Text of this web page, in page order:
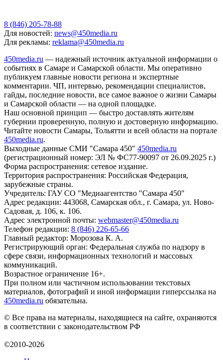
8 (846) 205-78-88
Для новостей: news@450media.ru
Для рекламы: reklama@450media.ru
450media.ru — надежный источник актуальной информации о
событиях в Самаре и Самарской области. Мы оперативно
публикуем главные новости региона и экспертные
комментарии. ЧП, интервью, рекомендации специалистов,
гайды, последние новости, все самое важное о жизни Самары
и Самарской области — на одной площадке.
Наш основной принцип — быстро доставлять жителям
губернии проверенную, полную и достоверную информацию.
Читайте новости Самары, Тольятти и всей области на портале
450media.ru.
Выходные данные СМИ "Самара 450" 450media.ru
(регистрационный номер: ЭЛ № ФС77-90097 от 26.09.2025 г.)
Форма распространения: сетевое издание.
Территория распространения: Российская Федерация,
зарубежные страны.
Учредитель: ГАУ СО "Медиаагентство "Самара 450"
Адрес редакции: 443068, Самарская обл., г. Самара, ул. Ново-
Садовая, д. 106, к. 106.
Адрес электронной почты: webmaster@450media.ru
Телефон редакции: 8 (846) 226-65-66
Главный редактор: Морозова К. А.
Регистрирующий орган: Федеральная служба по надзору в
сфере связи, информационных технологий и массовых
коммуникаций.
Возрастное ограничение 16+.
При полном или частичном использовании текстовых
материалов, фотографий и иной информации гиперссылка на
450media.ru обязательна.
© Все права на материалы, находящиеся на сайте, охраняются
в соответствии с законодательством РФ
©2010-2026